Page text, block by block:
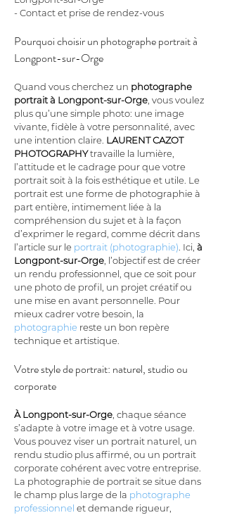
- Contact et prise de rendez-vous
Pourquoi choisir un photographe portrait à
Longpont-sur-Orge
Quand vous cherchez un photographe
portrait à Longpont-sur-Orge , vous voulez
plus qu’une simple photo: une image
vivante, fidèle à votre personnalité, avec
une intention claire. LAURENT CAZOT
PHOTOGRAPHY travaille la lumière,
l’attitude et le cadrage pour que votre
portrait soit à la fois esthétique et utile. Le
portrait est une forme de photographie à
part entière, intimement liée à la
compréhension du sujet et à la façon
d’exprimer le regard, comme décrit dans
l’article sur le portrait (photographie) . Ici, à
Longpont-sur-Orge , l’objectif est de créer
un rendu professionnel, que ce soit pour
une photo de profil, un projet créatif ou
une mise en avant personnelle. Pour
mieux cadrer votre besoin, la
photographie reste un bon repère
technique et artistique.
Votre style de portrait: naturel, studio ou
corporate
À Longpont-sur-Orge , chaque séance
s’adapte à votre image et à votre usage.
Vous pouvez viser un portrait naturel, un
rendu studio plus affirmé, ou un portrait
corporate cohérent avec votre entreprise.
La photographie de portrait se situe dans
le champ plus large de la photographe
professionnel et demande rigueur,